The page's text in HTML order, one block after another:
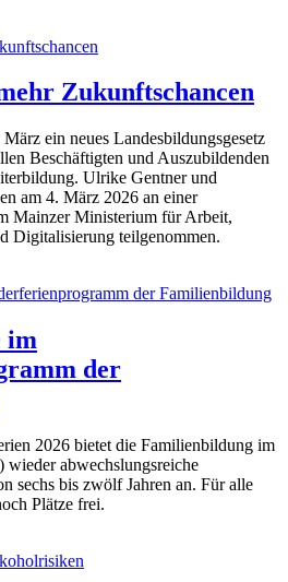
Zukunftschancen
ein neues Landesbildungsgesetz
Beschäftigten und Auszubildenden
Ulrike Gentner und
am 4. März 2026 an einer
Mainzer Ministerium für Arbeit,
Digitalisierung teilgenommen.
im
der
2026 bietet die Familienbildung im
abwechslungsreiche
sechs bis zwölf Jahren an. Für alle
Plätze frei.